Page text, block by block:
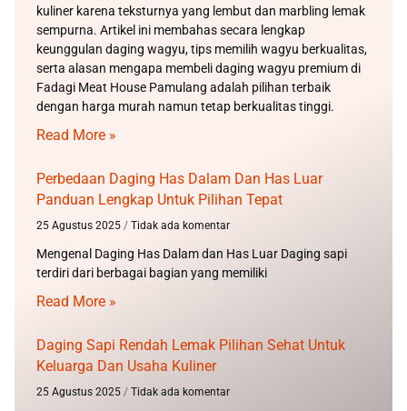
kuliner karena teksturnya yang lembut dan marbling lemak
sempurna. Artikel ini membahas secara lengkap
keunggulan daging wagyu, tips memilih wagyu berkualitas,
serta alasan mengapa membeli daging wagyu premium di
Fadagi Meat House Pamulang adalah pilihan terbaik
dengan harga murah namun tetap berkualitas tinggi.
Read More »
Perbedaan Daging Has Dalam Dan Has Luar
Panduan Lengkap Untuk Pilihan Tepat
25 Agustus 2025 Tidak ada komentar
Mengenal Daging Has Dalam dan Has Luar Daging sapi
terdiri dari berbagai bagian yang memiliki
Read More »
Daging Sapi Rendah Lemak Pilihan Sehat Untuk
Keluarga Dan Usaha Kuliner
25 Agustus 2025 Tidak ada komentar